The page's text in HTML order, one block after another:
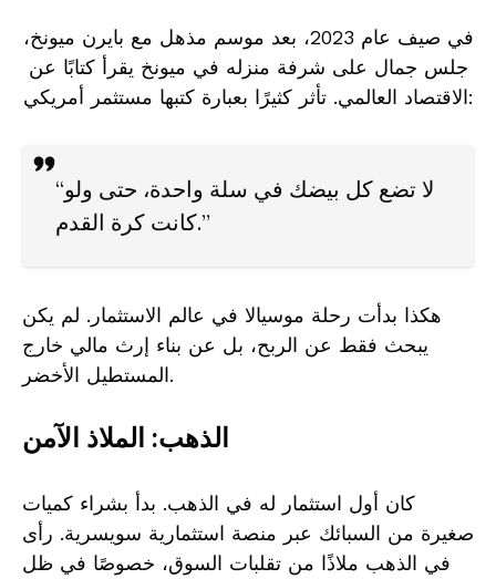
في صيف عام 2023، بعد موسم مذهل مع بايرن ميونخ،
جلس جمال على شرفة منزله في ميونخ يقرأ كتابًا عن
الاقتصاد العالمي. تأثر كثيرًا بعبارة كتبها مستثمر أمريكي:
“لا تضع كل بيضك في سلة واحدة، حتى ولو
كانت كرة القدم.”
هكذا بدأت رحلة موسيالا في عالم الاستثمار. لم يكن
يبحث فقط عن الربح، بل عن بناء إرث مالي خارج
المستطيل الأخضر.
الذهب: الملاذ الآمن
كان أول استثمار له في الذهب. بدأ بشراء كميات
صغيرة من السبائك عبر منصة استثمارية سويسرية. رأى
في الذهب ملاذًا من تقلبات السوق، خصوصًا في ظل